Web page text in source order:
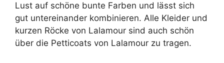
Lust auf schöne bunte Farben und lässt sich
gut untereinander kombinieren. Alle Kleider und
kurzen Röcke von Lalamour sind auch schön
über die Petticoats von Lalamour zu tragen.